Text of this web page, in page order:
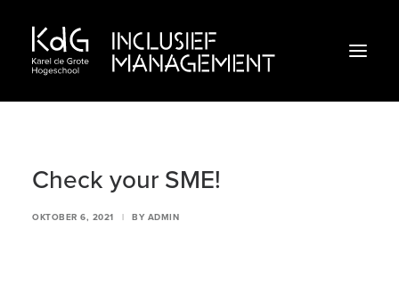
Inclusief klimaat
Inclusief leiderschap
Check your SME!
OKTOBER 6, 2021 | BY ADMIN